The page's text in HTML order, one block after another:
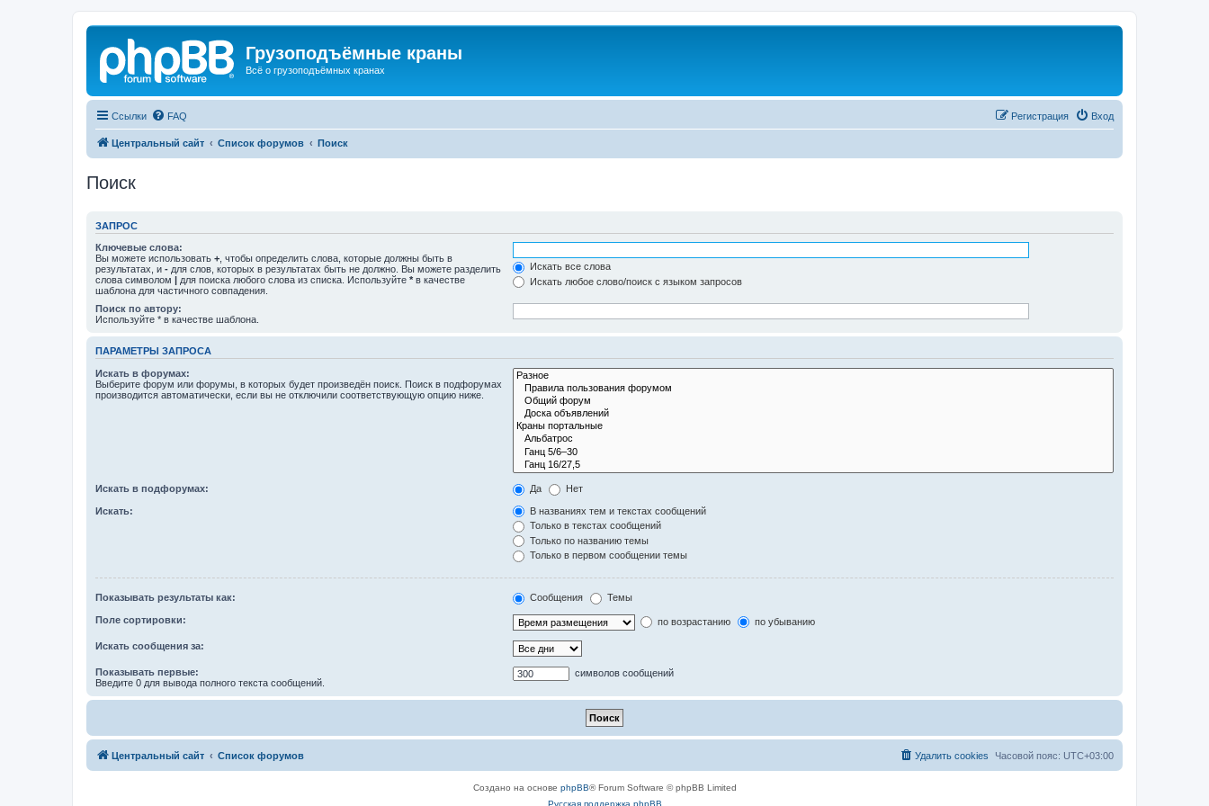
Грузоподъёмные краны
Всё о грузоподъёмных кранах
Ссылки FAQ Вход
Регистрация
Центральный сайт Список форумов Поиск
Поиск
ЗАПРОС
Ключевые слова:
Вы можете использовать + , чтобы определить слова, которые должны быть в
результатах, и - для слов, которых в результатах быть не должно. Вы можете разделить
слова символом | для поиска любого слова из списка. Используйте * в качестве
шаблона для частичного совпадения.
Искать все слова
Искать любое слово/поиск с языком запросов
Поиск по автору:
Используйте * в качестве шаблона.
ПАРАМЕТРЫ ЗАПРОСА
Искать в форумах:
Выберите форум или форумы, в которых будет произведён поиск. Поиск в подфорумах
производится автоматически, если вы не отключили соответствующую опцию ниже.
Искать в подфорумах: Да Нет
Искать:
В названиях тем и текстах сообщений
Только в текстах сообщений
Только по названию темы
Только в первом сообщении темы
Показывать результаты как: Сообщения Темы
Поле сортировки: по возрастанию по убыванию
Искать сообщения за:
Показывать первые:
Введите 0 для вывода полного текста сообщений.
символов сообщений
Центральный сайт Список форумов Часовой пояс: UTC+03:00
Удалить cookies
Создано на основе phpBB® Forum Software © phpBB Limited
Русская поддержка phpBB